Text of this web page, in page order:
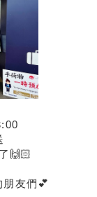
🙌🏻
友們💕